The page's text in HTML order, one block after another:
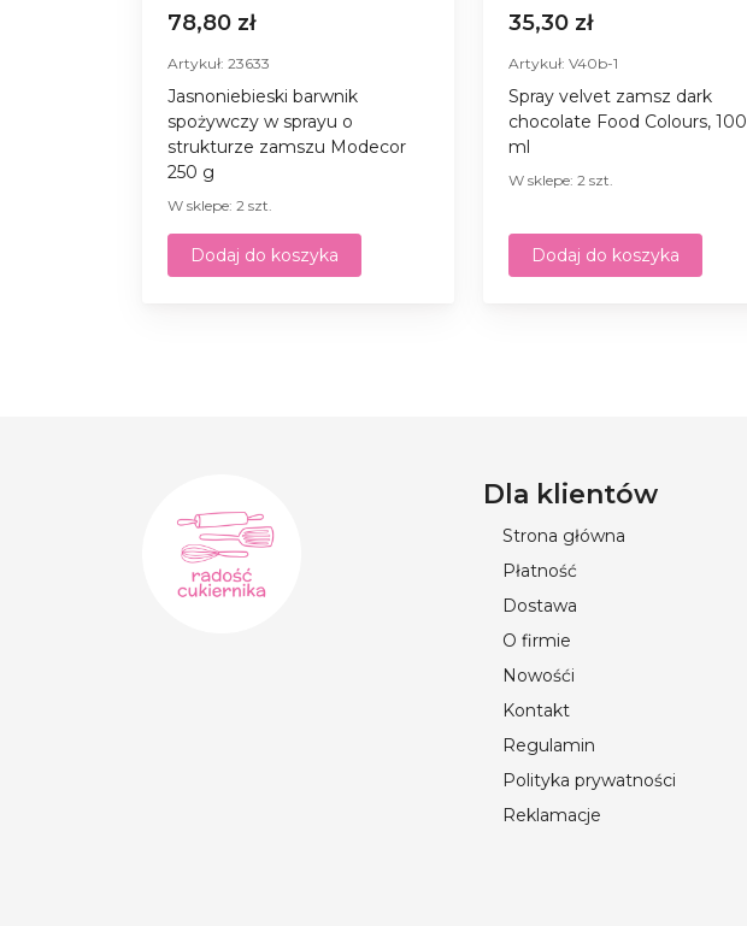
78,80 zł
Artykuł: 23633
Jasnoniebieski barwnik
spożywczy w sprayu o
strukturze zamszu Modecor
250 g
W sklepe: 2 szt.
Dodaj do koszyka
35,30 zł
Artykuł: V40b-1
Spray velvet zamsz dark
chocolate Food Colours, 100
ml
W sklepe: 2 szt.
Dodaj do koszyka
Dla klientów
Strona główna
Płatność
Dostawa
O firmie
Nowośći
Kontakt
Regulamin
Polityka prywatności
Reklamacje